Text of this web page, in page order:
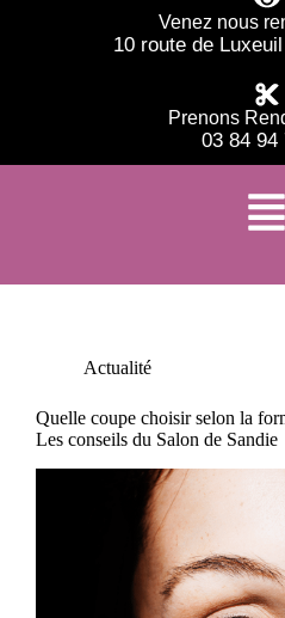
Venez nous
10 route de
Prenons
03 84 94
Actualité
Quelle coupe choisir selon la
Les conseils du Salon de Sandie